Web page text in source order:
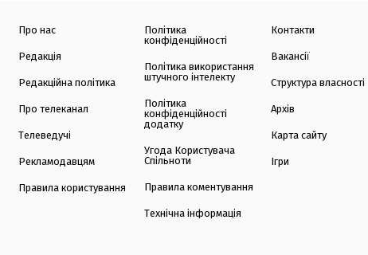
Про нас
Редакція
Редакційна політика
Про телеканал
Телеведучі
Рекламодавцям
Правила користування
Політика
конфіденційності
Політика використання
штучного інтелекту
Політика
конфіденційності
додатку
Угода Користувача
Спільноти
Правила коментування
Технічна інформація
Контакти
Вакансії
Структура власності
Архів
Карта сайту
Ігри